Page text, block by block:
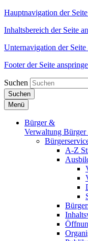
Hauptnavigation der
Inhaltsbereich der Seite
Unternavigation der Seite
Footer der Seite
Suchen
Suchen
Menü
Bürger &
Verwaltung
A-Z